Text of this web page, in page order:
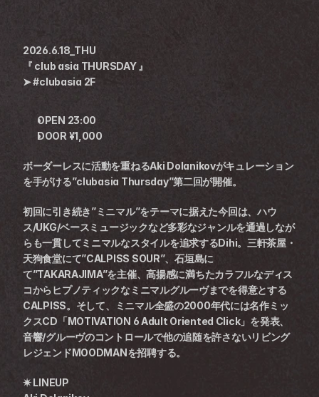
2026.6.18_THU
『 club asia THURSDAY 』
➤ #clubasia 2F
OPEN 23:00
DOOR ¥1,000
ボーダーレスに活動を重ねるAki Dolanikovがキュレーション
を手がける”clubasia Thursday”第二回が開催。
初回に引き続き”ミニマル”をテーマに据えた今回は、ハウ
ス/UKG/ベースミュージックなど多彩なジャンルを通過しなが
らも一貫してミニマルなスタイルを追求するDihi。三軒茶屋・
天狗食堂にて”CALPISS SOUR”、石垣島に
て”TAKARAJIMA”を主催、高揚感に満ちたカラフルなディス
コからヒプノティックなミニマルグルーヴまでを得意とする
CALPISS。そして、ミニマル全盛の2000年代には名作ミッ
クスCD「MOTIVATION 6 Adult Oriented Click」を発表、
音響/グルーヴのコントロールで他の追随を許さないリビング
レジェンドMOODMANを招聘する。
✷ LINEUP